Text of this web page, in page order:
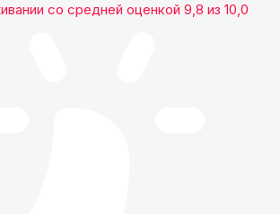
со средней оценкой 9,8 из 10,0